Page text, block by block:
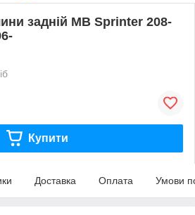
задній MB Sprinter 208-
Купити
Доставка Оплата Умови